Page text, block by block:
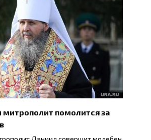
митрополит помолится за